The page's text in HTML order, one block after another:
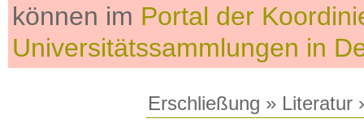
können im Portal der
Universitätssammlungen in
Erschließung » Literatur